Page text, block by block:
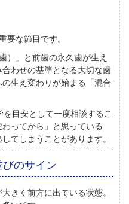
要な節目です。
）」と前歯の永久歯が生え
わせの基準となる大切な歯
生え変わりが始まる「混合
目安として一度相談するこ
ってから」と思っている
てしまうことがあります。
のサイン
きく前方に出ている状態。